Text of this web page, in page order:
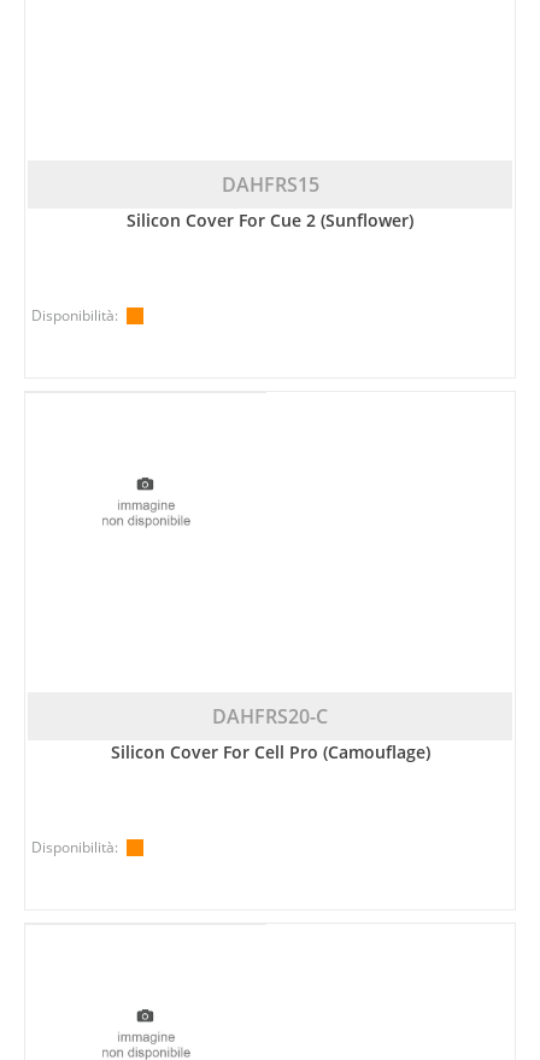
DAHFRS15
Silicon Cover For Cue 2 (Sunflower)
Disponibilità:
DAHFRS20-C
Silicon Cover For Cell Pro (Camouflage)
Disponibilità: